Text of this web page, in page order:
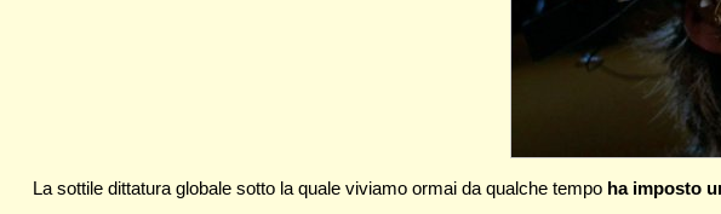
La sottile dittatura globale sotto la quale viviamo ormai da qualche tempo ha imposto